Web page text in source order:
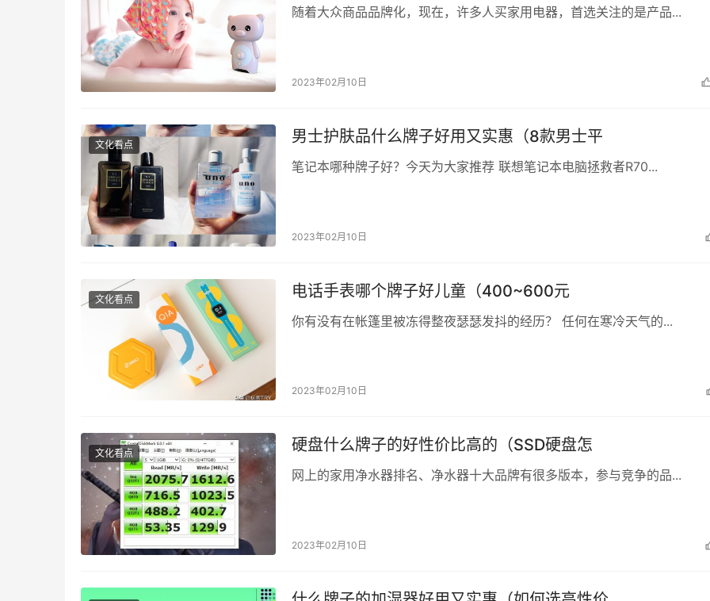
随着大众商品品牌化，现在，许多人买家用电器，首选关注的是产品...
2023年02月10日
文化看点 男士护肤品什么牌子好用又实惠（8款男士平
笔记本哪种牌子好？今天为大家推荐 联想笔记本电脑拯救者R70...
2023年02月10日
文化看点 电话手表哪个牌子好儿童（400~600元
你有没有在帐篷里被冻得整夜瑟瑟发抖的经历？ 任何在寒冷天气的...
2023年02月10日
文化看点 硬盘什么牌子的好性价比高的（SSD硬盘怎
网上的家用净水器排名、净水器十大品牌有很多版本，参与竞争的品...
2023年02月10日